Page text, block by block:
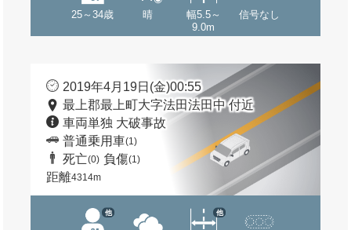
25～34歳 晴
幅5.5～
9.0m
信号なし
2019年4月19日(金)00:55
最上郡最上町大字法田法田中 付近
車両単独 大破事故
普通乗用車(1)
死亡(0) 負傷(1)
距離4314m
他 他